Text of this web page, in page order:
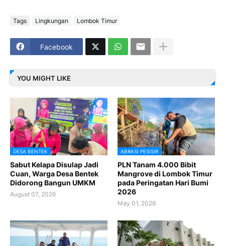
Tags Lingkungan Lombok Timur
Facebook
YOU MIGHT LIKE
DESA BENTEK
Sabut Kelapa Disulap Jadi
Cuan, Warga Desa Bentek
Didorong Bangun UMKM
August 07, 2026
ABRASI PESISIR
PLN Tanam 4.000 Bibit
Mangrove di Lombok Timur
pada Peringatan Hari Bumi
2026
May 01, 2026